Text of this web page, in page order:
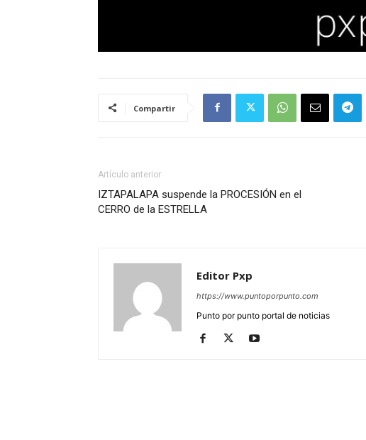
Compartir
Artículo anterior
IZTAPALAPA suspende la PROCESIÓN en el
CERRO de la ESTRELLA
Editor Pxp
https://www.puntoporpunto.com
Punto por punto portal de noticias